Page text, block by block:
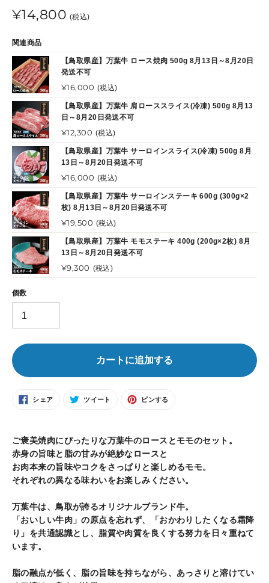
元
通
常
価
格
¥14,800 (税込)
関連商品
【鳥取県産】万葉牛 ロース焼肉 500g 8月13日～8月20日
発送不可
通
常
価
¥16,000 (税込)
【鳥取県産】万葉牛 肩ローススライス(冷凍) 500g 8月13
日～8月20日発送不可
通
常
価
¥12,300 (税込)
【鳥取県産】万葉牛 サーロインスライス(冷凍) 500g 8月
13日～8月20日発送不可
通
常
価
¥16,000 (税込)
【鳥取県産】万葉牛 サーロインステーキ 600g (300g×2
枚) 8月13日～8月20日発送不可
通
常
価
¥19,500 (税込)
【鳥取県産】万葉牛 モモステーキ 400g (200g×2枚) 8月
13日～8月20日発送不可
通
¥9,300 (税込)
個数
カートに追加する
シェアFACEBOOKツイート
TWITTER
ピンする
ー
ト
に
商
品
を
追
加
す
ご褒美焼肉にぴったりな万葉牛のロースとモモのセット。
赤身の旨味と脂の甘みが絶妙なロースと
お肉本来の旨味やコクをさっぱりと楽しめるモモ。
それぞれの異なる味わいをお楽しみください。
万葉牛は、鳥取が誇るオリジナルブランド牛。
「おいしい牛肉」の原点を忘れず、「おかわりしたくなる霜降
り」を共通認識とし、脂質や肉質を良くする努力を日々重ねて
います。
脂の融点が低く、脂の旨味を持ちながら、あっさりと溶けてい